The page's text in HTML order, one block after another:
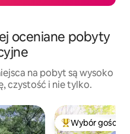
oceniane pobyty
na pobyt są wysoko
czystość i nie tylko.
gości Wybór gości